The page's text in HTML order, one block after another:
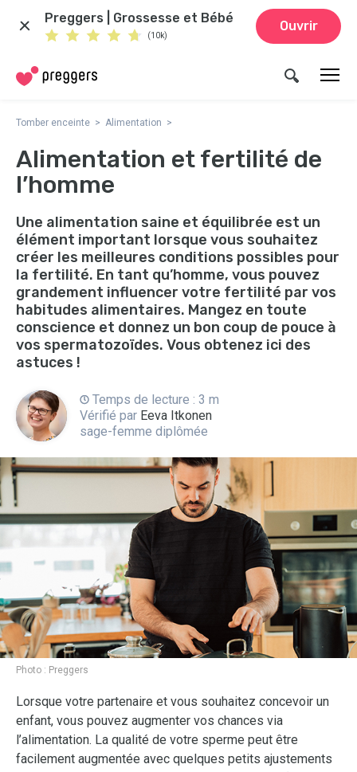
Preggers | Grossesse et Bébé
(10k)
Ouvrir
Tomber enceinte Alimentation
Alimentation et fertilité de
l’homme
Une alimentation saine et équilibrée est un
élément important lorsque vous souhaitez
créer les meilleures conditions possibles pour
la fertilité. En tant qu’homme, vous pouvez
grandement influencer votre fertilité par vos
habitudes alimentaires. Mangez en toute
conscience et donnez un bon coup de pouce à
vos spermatozoïdes. Vous obtenez ici des
astuces !
Temps de lecture : 3 m
Vérifié par Eeva Itkonen
sage-femme diplômée
Photo : Preggers
Lorsque votre partenaire et vous souhaitez concevoir un
enfant, vous pouvez augmenter vos chances via
l’alimentation. La qualité de votre sperme peut être
facilement augmentée avec quelques petits ajustements